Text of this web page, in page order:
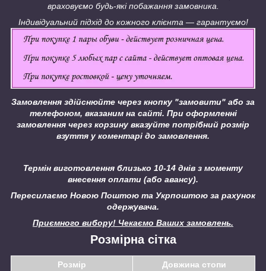
враховуємо будь-які побажання замовника.
Індивідуальний підхід до кожного клієнта ― гарантуємо!
Замовлення здійснюйте через кнопку "замовити" або за
телефоном, вказаним на сайті. При оформленні
замовлення через корзину вказуйте потрібний розмір
взуття у коментарі до замовлення.
Термін виготовлення близько 10-14 днів з моменту
внесення оплати (або авансу).
Пересилаємо Новою Поштою та Укрпоштою за рахунок
одержувача.
Приємного вибору! Чекаємо Ваших замовлень.
Розмірна сітка
Розмір
Довжина стопи